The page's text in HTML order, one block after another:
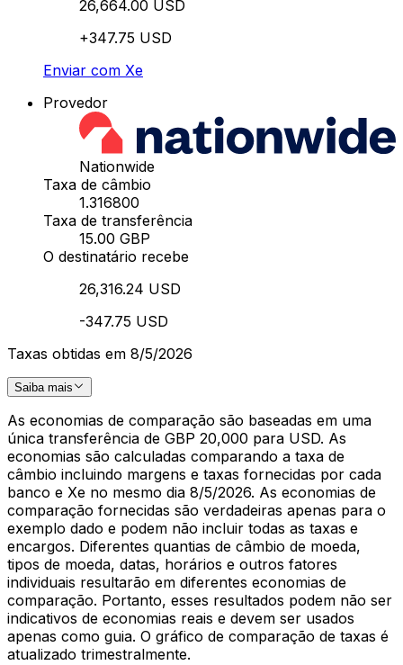
26,664.00 USD
+347.75 USD
Enviar com Xe
Provedor
Nationwide
Taxa de câmbio
1.316800
Taxa de transferência
15.00 GBP
O destinatário recebe
26,316.24 USD
-347.75 USD
Taxas obtidas em 8/5/2026
Saiba mais
As economias de comparação são baseadas em uma
única transferência de GBP 20,000 para USD. As
economias são calculadas comparando a taxa de
câmbio incluindo margens e taxas fornecidas por cada
banco e Xe no mesmo dia 8/5/2026. As economias de
comparação fornecidas são verdadeiras apenas para o
exemplo dado e podem não incluir todas as taxas e
encargos. Diferentes quantias de câmbio de moeda,
tipos de moeda, datas, horários e outros fatores
individuais resultarão em diferentes economias de
comparação. Portanto, esses resultados podem não ser
indicativos de economias reais e devem ser usados
apenas como guia. O gráfico de comparação de taxas é
atualizado trimestralmente.